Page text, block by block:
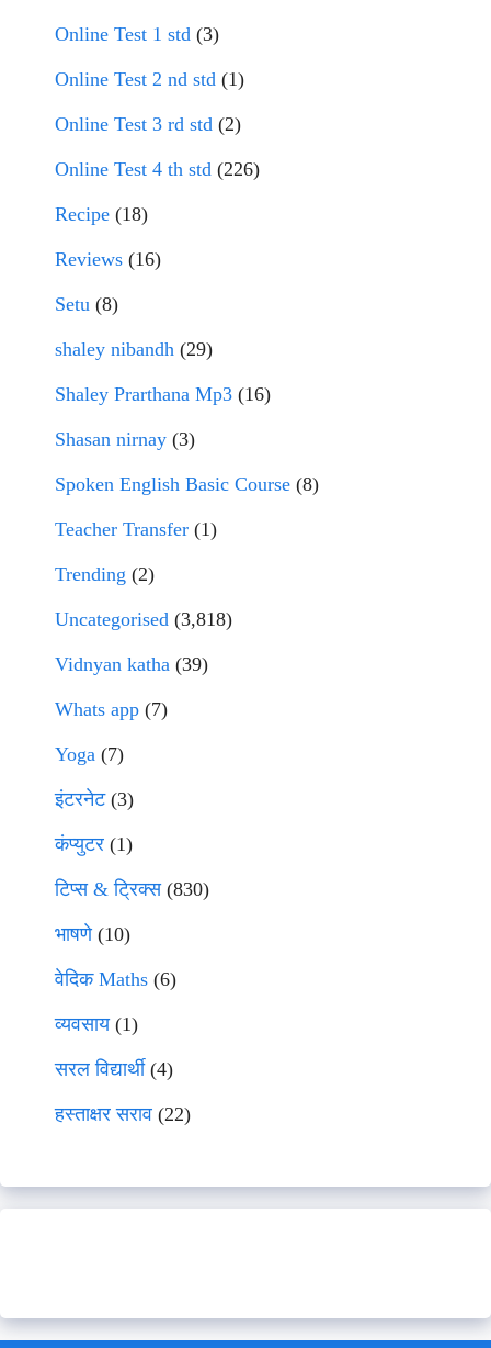
Online Test 1 std (3)
Online Test 2 nd std (1)
Online Test 3 rd std (2)
Online Test 4 th std (226)
Recipe (18)
Reviews (16)
Setu (8)
shaley nibandh (29)
Shaley Prarthana Mp3 (16)
Shasan nirnay (3)
Spoken English Basic Course (8)
Teacher Transfer (1)
Trending (2)
Uncategorised (3,818)
Vidnyan katha (39)
Whats app (7)
Yoga (7)
इंटरनेट(3)
कंप्युटर (1)
टिप्स & ट्रिक्स(830)
भाषणे(10)
वेदिक Maths (6)
व्यवसाय(1)
सरल विद्यार्थी(4)
हस्ताक्षर सराव (22)